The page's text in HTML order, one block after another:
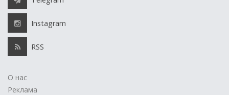
Instagram
RSS
О нас
Реклама